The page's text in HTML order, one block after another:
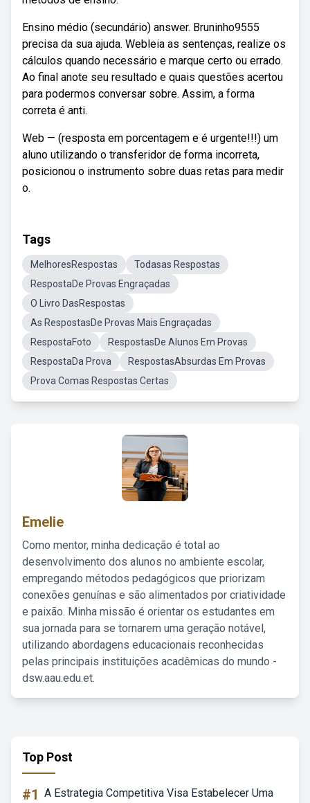
Ensino médio (secundário) answer. Bruninho9555
precisa da sua ajuda. Webleia as sentenças, realize os
cálculos quando necessário e marque certo ou errado.
Ao final anote seu resultado e quais questões acertou
para podermos conversar sobre. Assim, a forma
correta é anti.
Web — (resposta em porcentagem e é urgente!!!) um
aluno utilizando o transferidor de forma incorreta,
posicionou o instrumento sobre duas retas para medir
o.
Tags
MelhoresRespostas
Todasas Respostas
RespostaDe Provas Engraçadas
O Livro DasRespostas
As RespostasDe Provas Mais Engraçadas
RespostaFoto
RespostasDe Alunos Em Provas
RespostaDa Prova
RespostasAbsurdas Em Provas
Prova Comas Respostas Certas
Emelie
Como mentor, minha dedicação é total ao
desenvolvimento dos alunos no ambiente escolar,
empregando métodos pedagógicos que priorizam
conexões genuínas e são alimentados por criatividade
e paixão. Minha missão é orientar os estudantes em
sua jornada para se tornarem uma geração notável,
utilizando abordagens educacionais reconhecidas
pelas principais instituições acadêmicas do mundo -
dsw.aau.edu.et.
Top Post
#1 A Estrategia Competitiva Visa Estabelecer Uma